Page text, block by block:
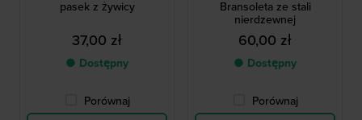
pasek z żywicy
37,00 zł
● Dostępny
Porównaj
Bransoleta ze stali
nierdzewnej
60,00 zł
● Dostępny
Porównaj